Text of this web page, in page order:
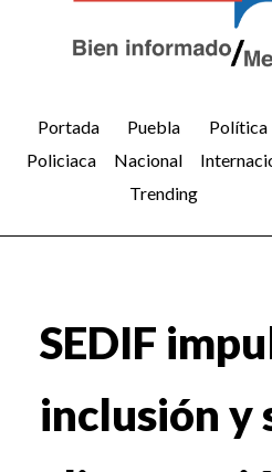
Portada Puebla Política
Policiaca
Nacional
Trending
SEDIF
inclusión y